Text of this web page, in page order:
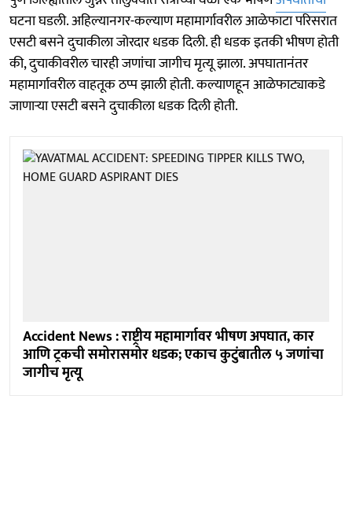
घटना घडली. अहिल्यानगर-कल्याण महामार्गावरील आळेफाटा परिसरात
एसटी बसने दुचाकीला जोरदार धडक दिली. ही धडक इतकी भीषण होती
की, दुचाकीवरील चारही जणांचा जागीच मृत्यू झाला. अपघातानंतर
महामार्गावरील वाहतूक ठप्प झाली होती. कल्याणहून आळेफाट्याकडे
जाणाऱ्या एसटी बसने दुचाकीला धडक दिली होती.
Accident News : राष्ट्रीय महामार्गावर भीषण अपघात, कार
आणि ट्रकची समोरासमोर धडक; एकाच कुटुंबातील ५ जणांचा
जागीच मृत्यू